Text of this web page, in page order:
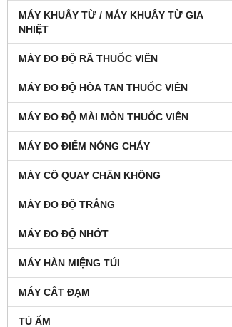
MÁY KHUẤY TỪ / MÁY KHUẤY TỪ GIA
NHIỆT
MÁY ĐO ĐỘ RÃ THUỐC VIÊN
MÁY ĐO ĐỘ HÒA TAN THUỐC VIÊN
MÁY ĐO ĐỘ MÀI MÒN THUỐC VIÊN
MÁY ĐO ĐIỂM NÓNG CHÁY
MÁY CÔ QUAY CHÂN KHÔNG
MÁY ĐO ĐỘ TRẮNG
MÁY ĐO ĐỘ NHỚT
MÁY HÀN MIỆNG TÚI
MÁY CẤT ĐẠM
TỦ ẤM